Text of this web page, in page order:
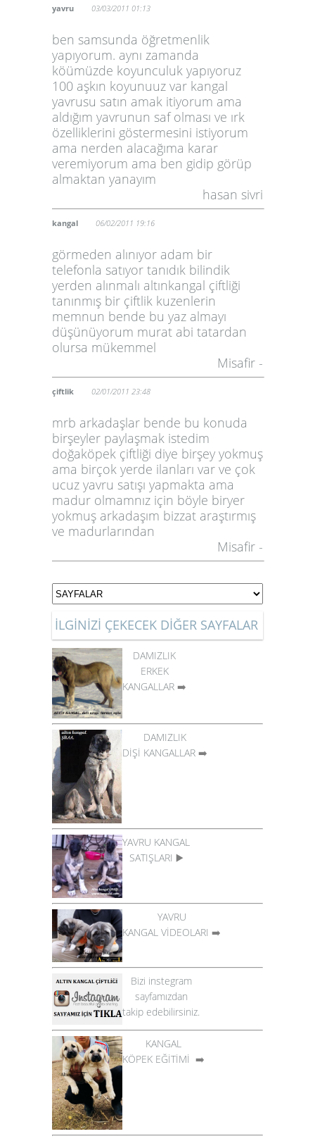
yavru 03/03/2011 01:13
ben samsunda öğretmenlik
yapıyorum. aynı zamanda
köümüzde koyunculuk yapıyoruz
100 aşkın koyunuuz var kangal
yavrusu satın amak itiyorum ama
aldığım yavrunun saf olması ve ırk
özelliklerini göstermesini istiyorum
ama nerden alacağıma karar
veremiyorum ama ben gidip görüp
almaktan yanayım
hasan sivri
kangal 06/02/2011 19:16
görmeden alınıyor adam bir
telefonla satıyor tanıdık bilindik
yerden alınmalı altınkangal çiftliği
tanınmış bir çiftlik kuzenlerin
memnun bende bu yaz almayı
düşünüyorum murat abi tatardan
olursa mükemmel
Misafir -
çiftlik 02/01/2011 23:48
mrb arkadaşlar bende bu konuda
birşeyler paylaşmak istedim
doğaköpek çiftliği diye birşey yokmuş
ama birçok yerde ilanları var ve çok
ucuz yavru satışı yapmakta ama
madur olmamnız için böyle biryer
yokmuş arkadaşım bizzat araştırmış
ve madurlarından
Misafir -
İLGİNİZİ ÇEKECEK DİĞER SAYFALAR
DAMIZLIK
ERKEK
KANGALLAR ➡️
DAMIZLIK
DİŞİ KANGALLAR ➡️
YAVRU KANGAL
SATIŞLARI ▶️
YAVRU
KANGAL VİDEOLARI ➡️
Bizi instegram
sayfamızdan
takip edebilirsiniz.
KANGAL
KÖPEK EĞİTİMİ ➡️